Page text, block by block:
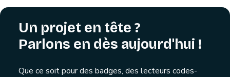
Un projet en tête ?
Parlons en dès aujourd'hui !
Que ce soit pour des badges, des lecteurs codes-